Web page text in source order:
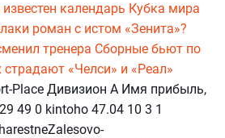
известен календарь Кубка мира
роман с истом «Зенита»?
тренера Сборные бьют по
«Челси» и «Реал»
Place Дивизион А Имя прибыль,
49 0 kintoho 47.04 10 3 1